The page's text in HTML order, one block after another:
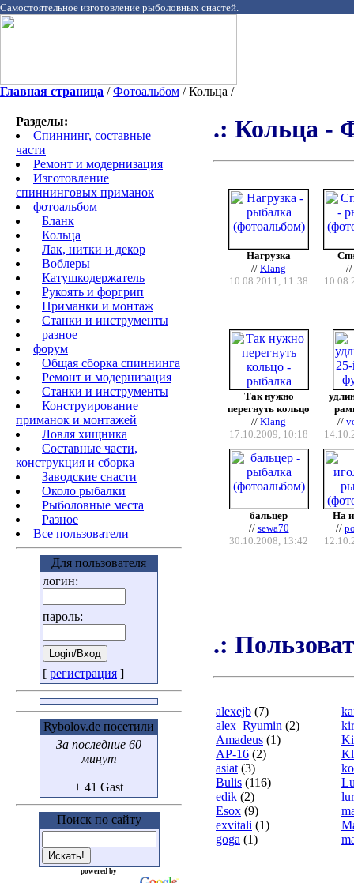
Самостоятельное изготовление рыболовных снастей.
Главная страница /Фотоальбом / Кольца /
Разделы:
Спиннинг, составные
части
Ремонт и модернизация
Изготовление
спиннинговых приманок
фотоальбом
Бланк
Кольца
Лак, нитки и декор
Воблеры
Катушкодержатель
Рукоять и форгрип
Приманки и монтаж
Станки и инструменты
разное
форум
Общая сборка спиннинга
Ремонт и модернизация
Станки и инструменты
Конструирование
приманок и монтажей
Ловля хищника
Cоставные части,
конструкция и сборка
Заводские снасти
Около рыбалки
Рыболовные места
Разное
Все пользователи
Для пользователя
логин:
пароль:
[ регистрация ]
Rybolov.de посетили
За последние 60
минут
+ 41 Gast
Поиск по сайту
powered by
.: Кольца -
Нагрузка
// Klang
10.08.2011, 11:38
//
Так нужно
перегнуть кольцо
// Klang
17.10.2009, 10:18
//
бальцер
// sewa70
30.10.2008, 13:42
На
//
.:
alexejb (7)
alex_Ryumin (2)
Amadeus (1)
AP-16 (2)
asiat (3)
Bulis (116)
edik (2)
Esox (9)
exvitali (1)
goga (1)